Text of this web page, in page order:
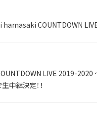
hamasaki COUNTDOWN
LIVE 2019-
中継決定！！